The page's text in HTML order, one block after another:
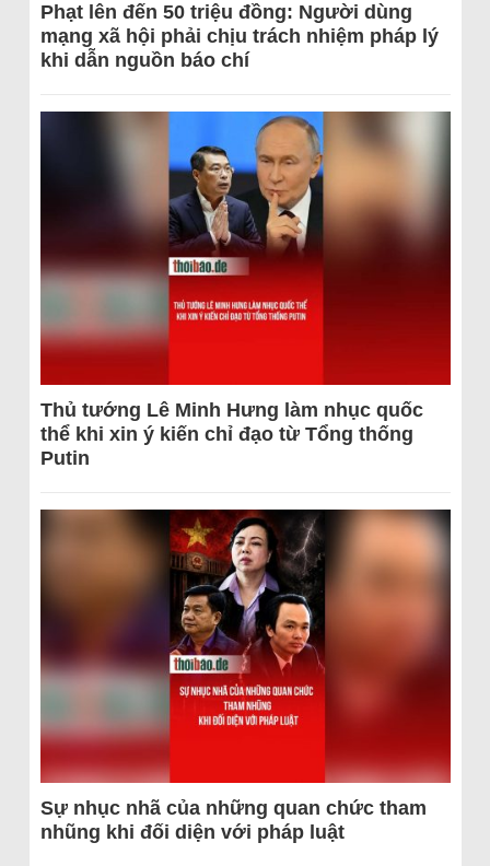
Phạt lên đến 50 triệu đồng: Người dùng
mạng xã hội phải chịu trách nhiệm pháp lý
khi dẫn nguồn báo chí
Thủ tướng Lê Minh Hưng làm nhục quốc
thể khi xin ý kiến chỉ đạo từ Tổng thống
Putin
Sự nhục nhã của những quan chức tham
nhũng khi đối diện với pháp luật